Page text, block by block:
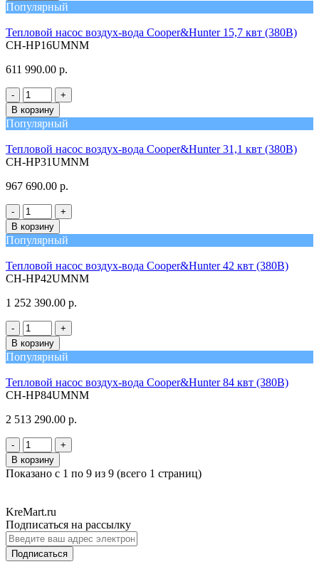
Популярный
Тепловой насос воздух-вода Cooper&Hunter 15,7 квт (380В)
CH-HP16UMNM
611 990.00 р.
-
+
В корзину
Популярный
Тепловой насос воздух-вода Cooper&Hunter 31,1 квт (380В)
CH-HP31UMNM
967 690.00 р.
-
+
В корзину
Популярный
Тепловой насос воздух-вода Cooper&Hunter 42 квт (380В)
CH-HP42UMNM
1 252 390.00 р.
-
+
В корзину
Популярный
Тепловой насос воздух-вода Cooper&Hunter 84 квт (380В)
CH-HP84UMNM
2 513 290.00 р.
-
+
В корзину
Показано с 1 по 9 из 9 (всего 1 страниц)
KreMart.ru
Подписаться на рассылку
Подписаться